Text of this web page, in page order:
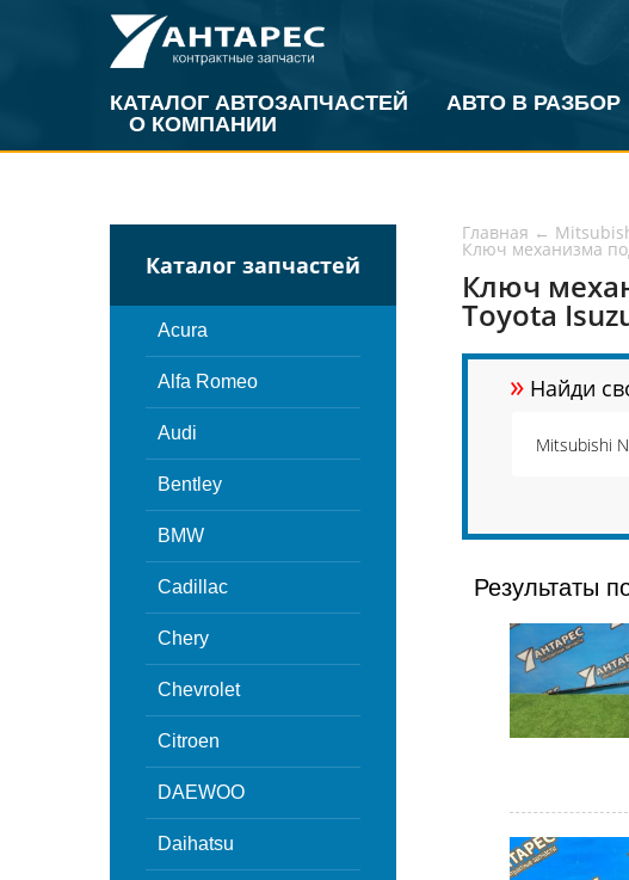
КАТАЛОГ АВТОЗАПЧАСТЕЙ АВТО В РАЗБОР
О КОМПАНИИ
Каталог запчастей
Acura
Alfa Romeo
Audi
Bentley
BMW
Cadillac
Chery
Chevrolet
Citroen
DAEWOO
Daihatsu
Главная ←
Ключ механизма
Ключ
Toyota
» Найди
Результаты